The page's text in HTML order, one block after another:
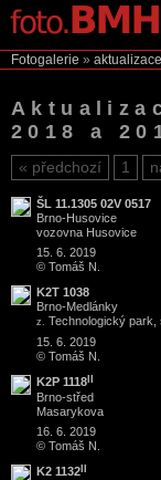
Fotogalerie » aktualizace
2018 a
předchozí 1
ŠL 11.1305 02V 0517
Brno-Husovice
vozovna Husovice
15. 6. 2019
© Tomáš N.
K2T 1038
Brno-Medlánky
z. Technologický park,
15. 6. 2019
© Tomáš N.
K2P 1118
Brno-střed
Masarykova
16. 6. 2019
© Tomáš N.
K2 1132